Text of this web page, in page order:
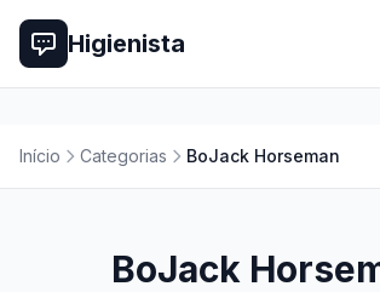
Higienista
Início Categorias BoJack Horseman
BoJack